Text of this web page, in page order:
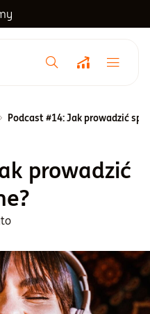
Podcast #14: Jak prowadzić
prowadzić